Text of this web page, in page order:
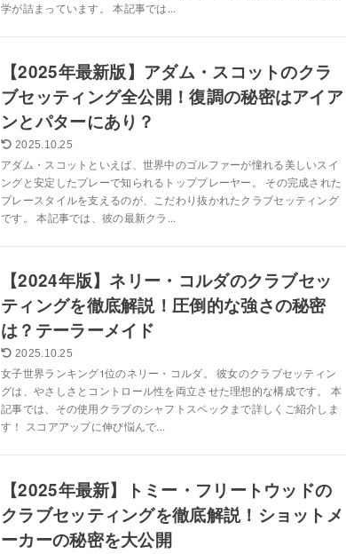
学が詰まっています。 本記事では...
【2025年最新版】アダム・スコットのクラ
ブセッティング全公開！復調の秘密はアイア
ンとパターにあり？
2025.10.25
アダム・スコットといえば、世界中のゴルファーが憧れる美しいスイ
ングと安定したプレーで知られるトッププレーヤー。 その完成された
プレースタイルを支えるのが、こだわり抜かれたクラブセッティング
です。 本記事では、彼の最新クラ...
【2024年版】ネリー・コルダのクラブセッ
ティングを徹底解説！圧倒的な強さの秘密
は？テーラーメイド
2025.10.25
女子世界ランキング1位のネリー・コルダ。 彼女のクラブセッティン
グは、やさしさとコントロール性を両立させた理想的な構成です。 本
記事では、その使用クラブのシャフトスペックまで詳しくご紹介しま
す！ スコアアップに伸び悩んで...
【2025年最新】トミー・フリートウッドの
クラブセッティングを徹底解説！ショットメ
ーカーの秘密を大公開